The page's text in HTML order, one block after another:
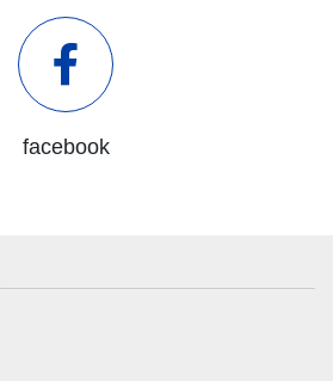
facebook